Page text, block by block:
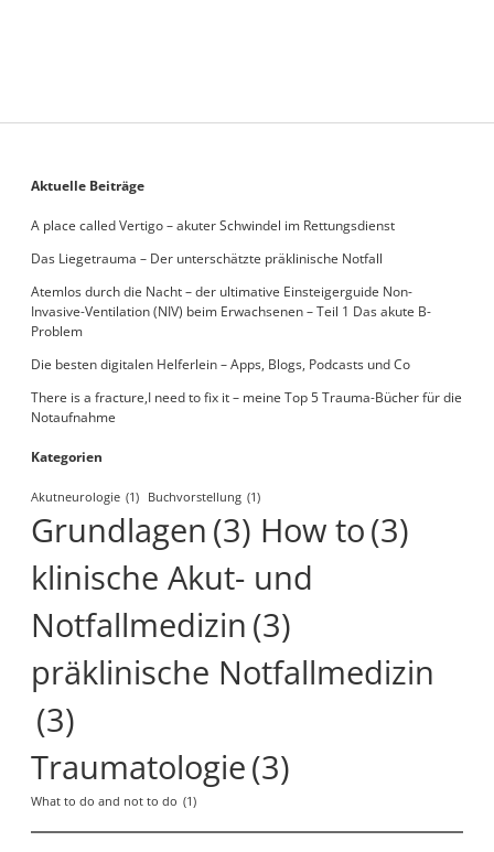
Sidebar
Aktuelle Beiträge
A place called Vertigo – akuter Schwindel im Rettungsdienst
Das Liegetrauma – Der unterschätzte präklinische Notfall
Atemlos durch die Nacht – der ultimative Einsteigerguide Non-
Invasive-Ventilation (NIV) beim Erwachsenen – Teil 1 Das akute B-
Problem
Die besten digitalen Helferlein – Apps, Blogs, Podcasts und Co
There is a fracture,I need to fix it – meine Top 5 Trauma-Bücher für die
Notaufnahme
Kategorien
Akutneurologie (1) Buchvorstellung (1)
Grundlagen (3) How to(3)
klinische Akut- und
Notfallmedizin (3)
präklinische Notfallmedizin
(3)
Traumatologie(3)
What to do and not to do (1)